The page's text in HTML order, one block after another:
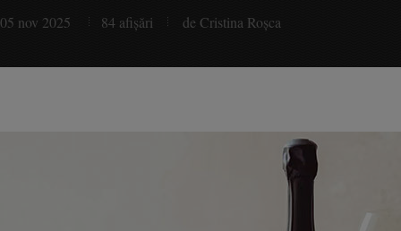
05 nov 2025 84 afişări de Cristina Roşca